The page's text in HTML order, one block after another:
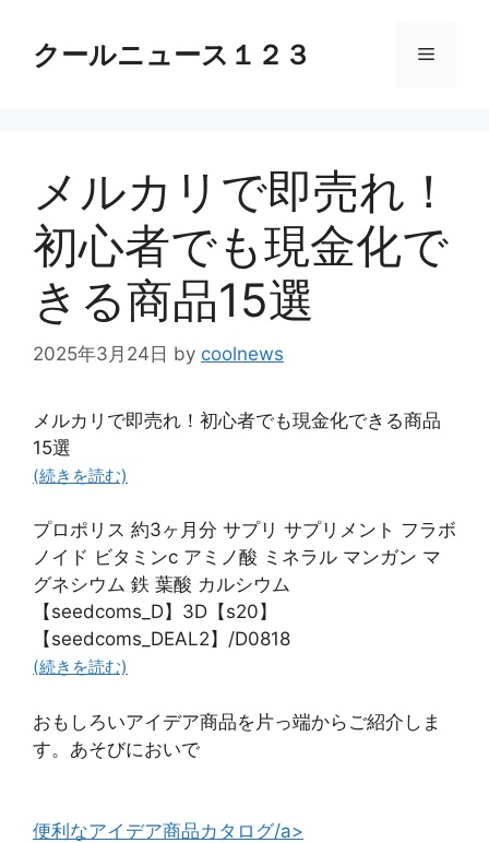
クールニュース１２３ メ
ー
メルカリで即売れ！
初心者でも現金化で
きる商品15選
2025年3月24日 by coolnews
メルカリで即売れ！初心者でも現金化できる商品
15選
(続きを読む)
プロポリス 約3ヶ月分 サプリ サプリメント フラボ
ノイド ビタミンc アミノ酸 ミネラル マンガン マ
グネシウム 鉄 葉酸 カルシウム
【seedcoms_D】3D【s20】
【seedcoms_DEAL2】/D0818
(続きを読む)
おもしろいアイデア商品を片っ端からご紹介しま
す。あそびにおいで
便利なアイデア商品カタログ/a>